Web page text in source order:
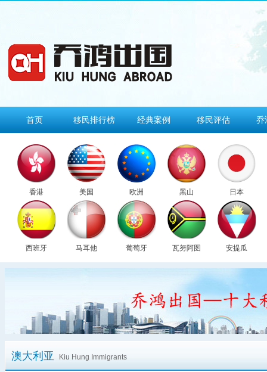
首页 移民排行榜 经典案例 移民评估 乔
香港 美国 欧洲 黑山 日本
西班牙 马耳他 葡萄牙 瓦努阿图 安提瓜
澳大利亚 Kiu Hung Immigrants